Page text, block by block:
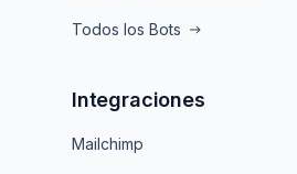
Todos los Bots
Integraciones
Mailchimp